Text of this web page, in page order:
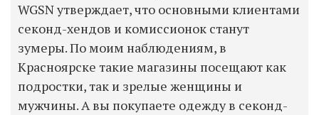
WGSN утверждает, что основными клиентами
секонд-хендов и комиссионок станут
зумеры. По моим наблюдениям, в
Красноярске такие магазины посещают как
подростки, так и зрелые женщины и
мужчины. А вы покупаете одежду в секонд-